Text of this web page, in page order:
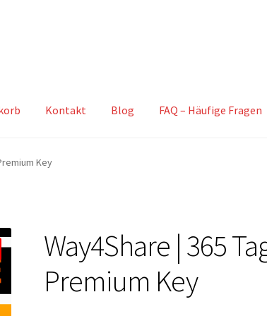
Kontakt Blog FAQ – Häufige Fragen
Key
Way4Share | 365
Premium Key